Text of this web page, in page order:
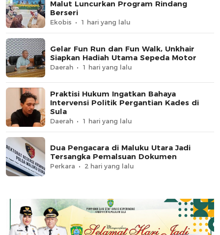
Malut Luncurkan Program Rindang
Berseri
Ekobis 1 hari yang lalu
Gelar Fun Run dan Fun Walk, Unkhair
Siapkan Hadiah Utama Sepeda Motor
Daerah 1 hari yang lalu
Praktisi Hukum Ingatkan Bahaya
Intervensi Politik Pergantian Kades di
Sula
Daerah 1 hari yang lalu
Dua Pengacara di Maluku Utara Jadi
Tersangka Pemalsuan Dokumen
Perkara 2 hari yang lalu